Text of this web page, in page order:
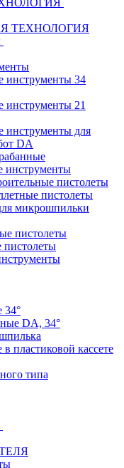
ТЕХНОЛОГИЯ
инструменты 34
инструменты 21
инструменты для
DA
инструменты
пистолеты
пистолеты
микрошпильки
пистолеты
пистолеты
34°
DA, 34°
пластиковой кассете
типа